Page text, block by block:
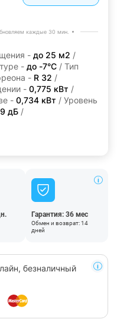
каждые 30 мин.
- до 25 м2 /
- до -7°C / Тип
- R 32 /
- 0,775 кВт /
- 0,734 кВт / Уровень
дБ /
Гарантия: 36 мес
Обмен и возврат: 14
дней
безналичный